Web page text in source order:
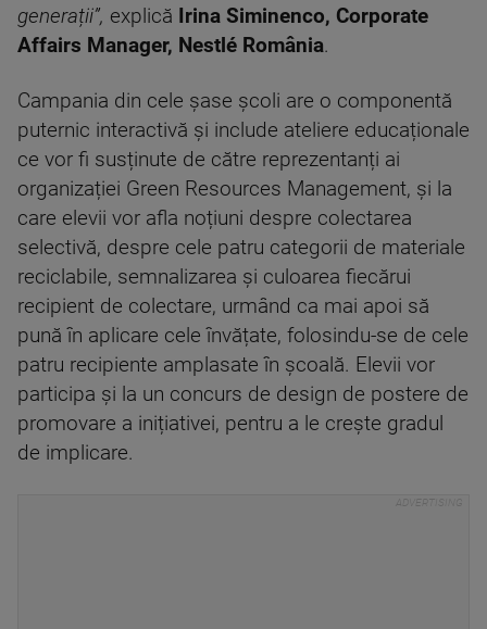
generații”, explică Irina Siminenco, Corporate
Affairs Manager, Nestlé România.
Campania din cele șase școli are o componentă
puternic interactivă și include ateliere educaționale
ce vor fi susținute de către reprezentanți ai
organizației Green Resources Management, și la
care elevii vor afla noțiuni despre colectarea
selectivă, despre cele patru categorii de materiale
reciclabile, semnalizarea și culoarea fiecărui
recipient de colectare, urmând ca mai apoi să
pună în aplicare cele învățate, folosindu-se de cele
patru recipiente amplasate în școală. Elevii vor
participa și la un concurs de design de postere de
promovare a inițiativei, pentru a le crește gradul
de implicare.